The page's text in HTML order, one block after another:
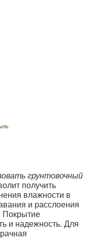
грунтовочный
получить
влажности в
и расслоения
Покрытие
и надежность. Для